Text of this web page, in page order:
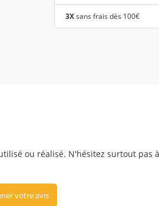
3Xsans frais dès 100€
ou réalisé. N'hésitez surtout pas
votre avis